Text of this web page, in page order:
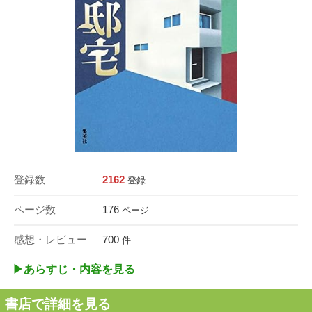
登録数 2162 登録
ページ数 176 ページ
感想・レビュー 700 件
▶︎あらすじ・内容を見る
書店で詳細を見る